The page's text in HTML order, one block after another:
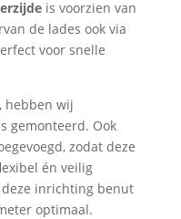
is voorzien van
de lades ook via
voor snelle
hebben wij
gemonteerd. Ook
zodat deze
én veilig
inrichting benut
optimaal.